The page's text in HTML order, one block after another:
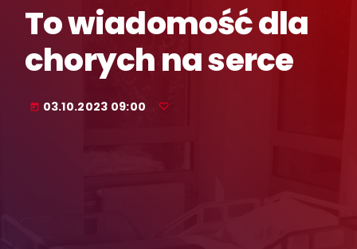
To wiadomość dla
chorych na serce
today 03.10.2023 09:00